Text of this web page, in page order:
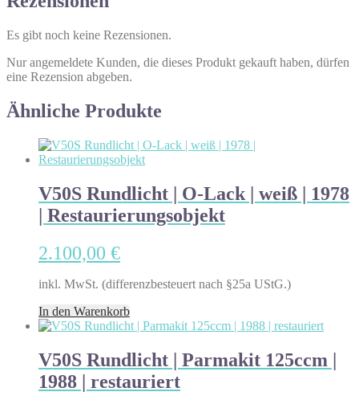
Es gibt noch keine Rezensionen.
Nur angemeldete Kunden, die dieses Produkt gekauft haben, dürfen
eine Rezension abgeben.
Ähnliche Produkte
V50S Rundlicht | O-Lack | weiß | 1978
| Restaurierungsobjekt
2.100,00 €
inkl. MwSt. (differenzbesteuert nach §25a UStG.)
In den Warenkorb
V50S Rundlicht | Parmakit 125ccm |
1988 | restauriert